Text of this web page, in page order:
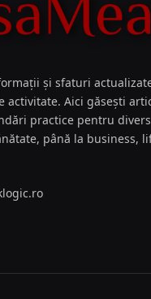
și sfaturi
activitate. Aici găsești
practice pentru
până la business,